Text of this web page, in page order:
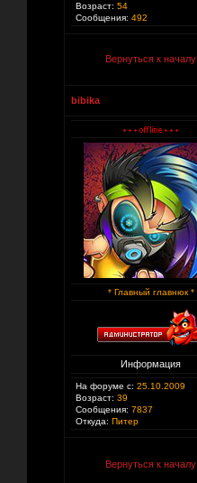
Возраст: 54
Сообщения: 492
Вернуться к началу
bibika
* Главный главнюк *
Информация
На форуме с: 25.10.2009
Возраст: 39
Сообщения: 7837
Откуда: Питер
Вернуться к началу